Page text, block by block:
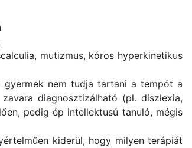
mutizmus, kóros hyperkinetikus
nem tudja tartani a tempót a
diagnosztizálható (pl. diszlexia,
pedig ép intellektusú tanuló, mégis
kiderül, hogy milyen terápiát